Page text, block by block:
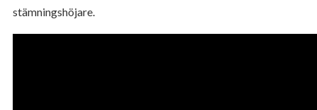
stämningshöjare.